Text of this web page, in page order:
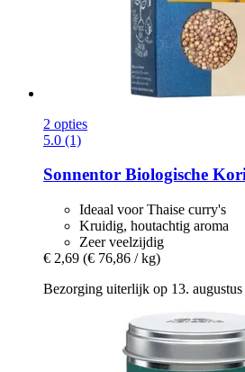
2 opties
5.0 (1)
Sonnentor Biologische
Ideaal voor Thaise curry's
Kruidig, houtachtig aroma
Zeer veelzijdig
€ 2,69 (€ 76,86 / kg)
Bezorging uiterlijk op 13. augustus